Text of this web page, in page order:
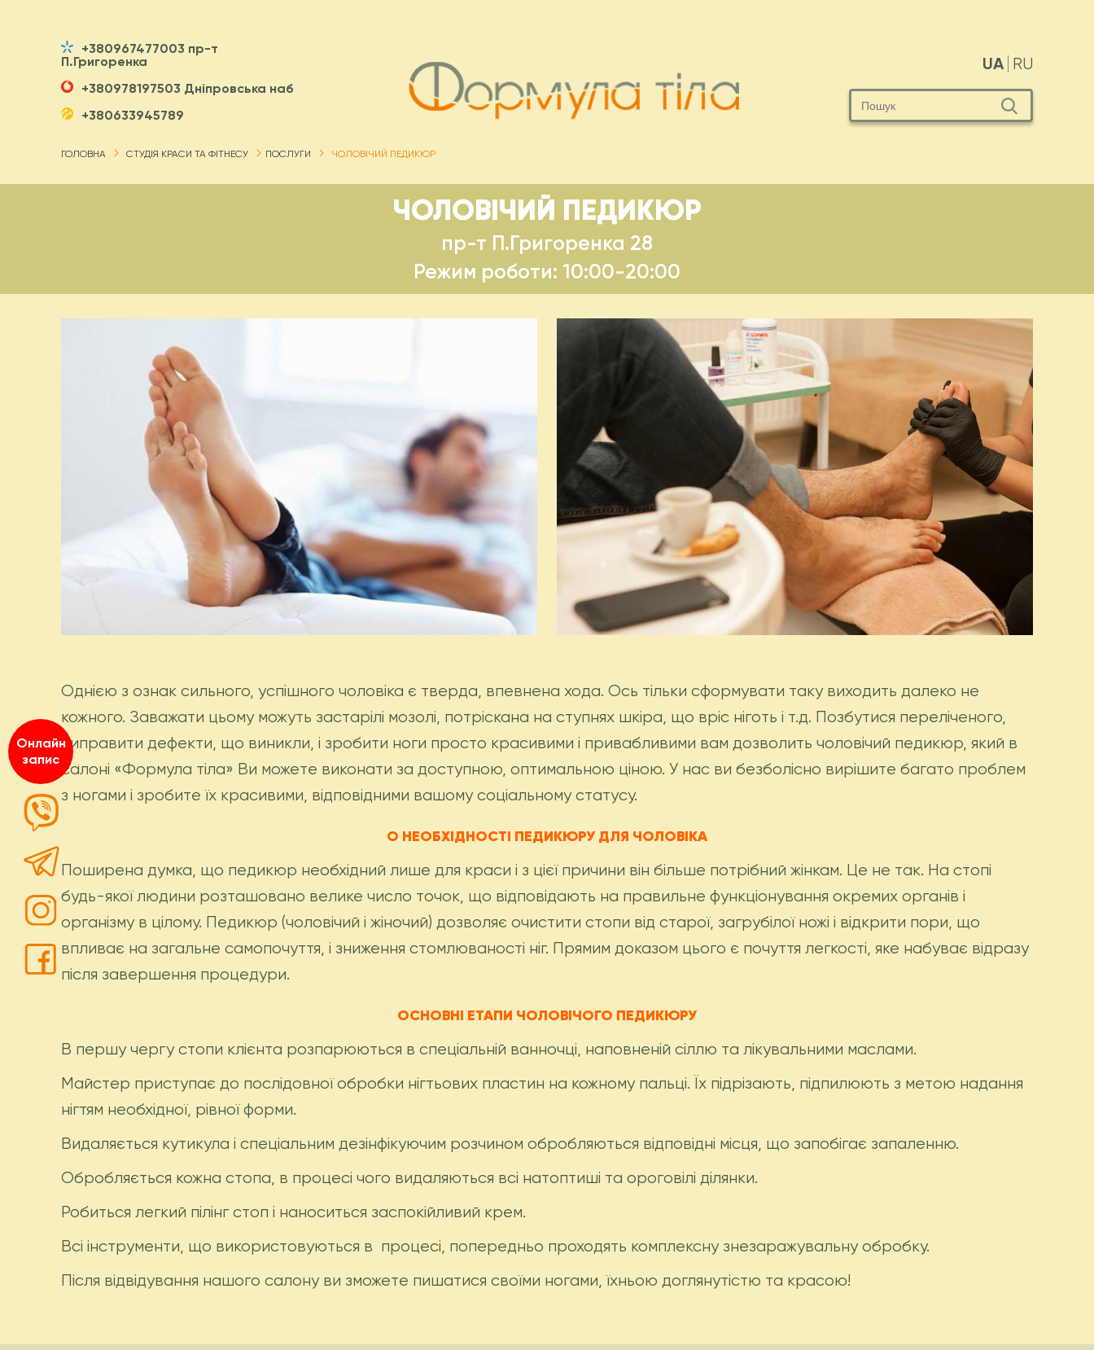
+380967477003 пр-т
П.Григоренка
+380978197503 Дніпровська наб
+380633945789
RU
UA
ГОЛОВНА СТУДІЯ КРАСИ ТА ФІТНЕСУ ПОСЛУГИ ЧОЛОВІЧИЙ ПЕДИКЮР
ЧОЛОВІЧИЙ ПЕДИКЮР
пр-т П.Григоренка 28
Режим роботи: 10:00-20:00
Однією з ознак сильного, успішного чоловіка є тверда, впевнена хода. Ось тільки сформувати таку виходить далеко не
кожного. Заважати цьому можуть застарілі мозолі, потріскана на ступнях шкіра, що вріс ніготь і т.д. Позбутися переліченого,
виправити дефекти, що виникли, і зробити ноги просто красивими і привабливими вам дозволить чоловічий педикюр, який в
салоні «Формула тіла» Ви можете виконати за доступною, оптимальною ціною. У нас ви безболісно вирішите багато проблем
з ногами і зробите їх красивими, відповідними вашому соціальному статусу.
О НЕОБХІДНОСТІ ПЕДИКЮРУ ДЛЯ ЧОЛОВІКА
Поширена думка, що педикюр необхідний лише для краси і з цієї причини він більше потрібний жінкам. Це не так. На стопі
будь-якої людини розташовано велике число точок, що відповідають на правильне функціонування окремих органів і
організму в цілому. Педикюр (чоловічий і жіночий) дозволяє очистити стопи від старої, загрубілої ножі і відкрити пори, що
впливає на загальне самопочуття, і зниження стомлюваності ніг. Прямим доказом цього є почуття легкості, яке набуває відразу
після завершення процедури.
ОСНОВНІ ЕТАПИ ЧОЛОВІЧОГО ПЕДИКЮРУ
В першу чергу стопи клієнта розпарюються в спеціальній ванночці, наповненій сіллю та лікувальними маслами.
Майстер приступає до послідовної обробки нігтьових пластин на кожному пальці. Їх підрізають, підпилюють з метою надання
нігтям необхідної, рівної форми.
Видаляється кутикула і спеціальним дезінфікуючим розчином обробляються відповідні місця, що запобігає запаленню.
Обробляється кожна стопа, в процесі чого видаляються всі натоптиші та ороговілі ділянки.
Робиться легкий пілінг стоп і наноситься заспокійливий крем.
Всі інструменти, що використовуються в процесі, попередньо проходять комплексну знезаражувальну обробку.
Після відвідування нашого салону ви зможете пишатися своїми ногами, їхньою доглянутістю та красою!
Онлайн
запис